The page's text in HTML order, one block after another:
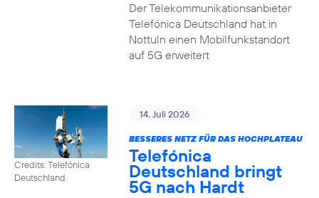
Der Telekommunikationsanbieter
Telefónica Deutschland hat in
Nottuln einen Mobilfunkstandort
auf 5G erweitert
Credits: Telefónica
Deutschland
14. Juli 2026
BESSERES NETZ FÜR DAS HOCHPLATEAU
Telefónica
Deutschland bringt
5G nach Hardt